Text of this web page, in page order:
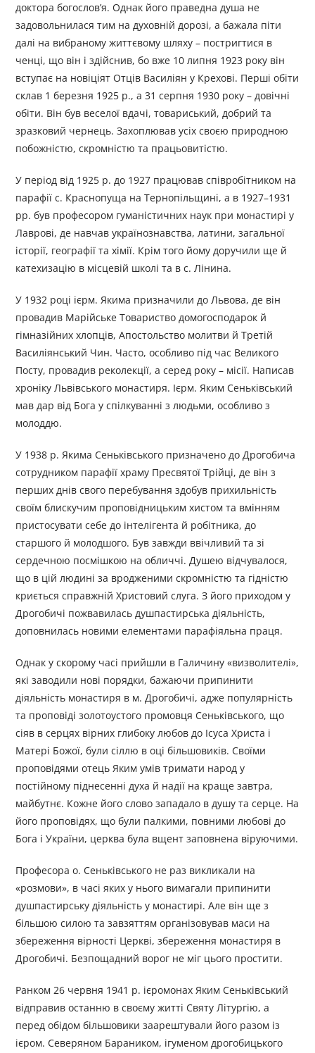
доктора богослов’я. Однак його праведна душа не
задовольнилася тим на духовній дорозі, а бажала піти
далі на вибраному життєвому шляху – постригтися в
ченці, що він і здійснив, бо вже 10 липня 1923 року він
вступає на новіціят Отців Василіян у Крехові. Перші обіти
склав 1 березня 1925 р., а 31 серпня 1930 року – довічні
обіти. Він був веселої вдачі, товариський, добрий та
зразковий чернець. Захоплював усіх своєю природною
побожністю, скромністю та працьовитістю.
У період від 1925 р. до 1927 працював співробітником на
парафії с. Краснопуща на Тернопільщині, а в 1927–1931
рр. був професором гуманістичних наук при монастирі у
Лаврові, де навчав українознавства, латини, загальної
історії, географії та хімії. Крім того йому доручили ще й
катехизацію в місцевій школі та в с. Лінина.
У 1932 році ієрм. Якима призначили до Львова, де він
провадив Марійське Товариство домогосподарок й
гімназійних хлопців, Апостольство молитви й Третій
Василіянський Чин. Часто, особливо під час Великого
Посту, провадив реколекції, а серед року – місії. Написав
хроніку Львівського монастиря. Ієрм. Яким Сеньківський
мав дар від Бога у спілкуванні з людьми, особливо з
молоддю.
У 1938 р. Якима Сеньківського призначено до Дрогобича
сотрудником парафії храму Пресвятої Трійці, де він з
перших днів свого перебування здобув прихильність
своїм блискучим проповідницьким хистом та вмінням
пристосувати себе до інтелігента й робітника, до
старшого й молодшого. Був завжди ввічливий та зі
сердечною посмішкою на обличчі. Душею відчувалося,
що в цій людині за вродженими скромністю та гідністю
криється справжній Христовий слуга. З його приходом у
Дрогобичі пожвавилась душпастирська діяльність,
доповнилась новими елементами парафіяльна праця.
Однак у скорому часі прийшли в Галичину «визволителі»,
які заводили нові порядки, бажаючи припинити
діяльність монастиря в м. Дрогобичі, адже популярність
та проповіді золотоустого промовця Сеньківського, що
сіяв в серцях вірних глибоку любов до Ісуса Христа і
Матері Божої, були сіллю в оці більшовиків. Своїми
проповідями отець Яким умів тримати народ у
постійному піднесенні духа й надії на краще завтра,
майбутнє. Кожне його слово западало в душу та серце. На
його проповідях, що були палкими, повними любові до
Бога і України, церква була вщент заповнена віруючими.
Професора о. Сеньківського не раз викликали на
«розмови», в часі яких у нього вимагали припинити
душпастирську діяльність у монастирі. Але він ще з
більшою силою та завзяттям організовував маси на
збереження вірності Церкві, збереження монастиря в
Дрогобичі. Безпощадний ворог не міг цього простити.
Ранком 26 червня 1941 р. ієромонах Яким Сеньківський
відправив останню в своєму житті Святу Літургію, а
перед обідом більшовики заарештували його разом із
ієром. Северяном Бараником, ігуменом дрогобицького